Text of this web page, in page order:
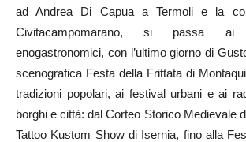
ad Andrea Di Capua a Termoli e la
Civitacampomarano, si passa
enogastronomici, con l’ultimo giorno di
scenografica Festa della Frittata di
tradizioni popolari, ai festival urbani e ai
borghi e città: dal Corteo Storico Medievale
Tattoo Kustom Show di Isernia, fino alla